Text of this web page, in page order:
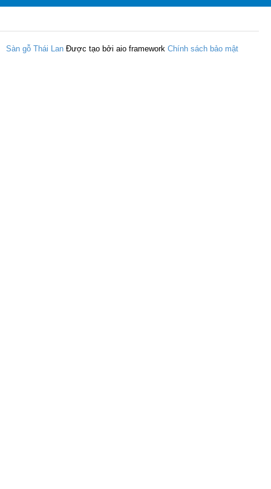
Sàn gỗ Thái Lan Được tạo bởi aio framework Chính sách bảo mật